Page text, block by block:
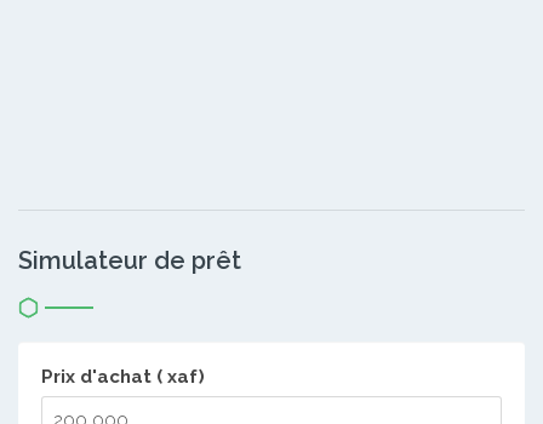
Simulateur de prêt
Prix d'achat ( xaf)